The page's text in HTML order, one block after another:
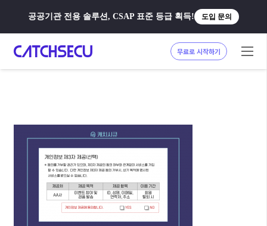
공공기관 전용 솔루션, CSAP 표준 등급 획득! 도입 문의
무료로 시작하기